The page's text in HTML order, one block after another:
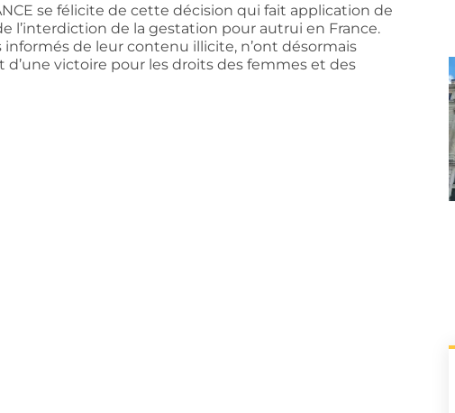
se félicite de cette décision qui fait application de
l’interdiction de la gestation pour autrui en France.
de leur contenu illicite, n’ont désormais
d’une victoire pour les droits des femmes et des